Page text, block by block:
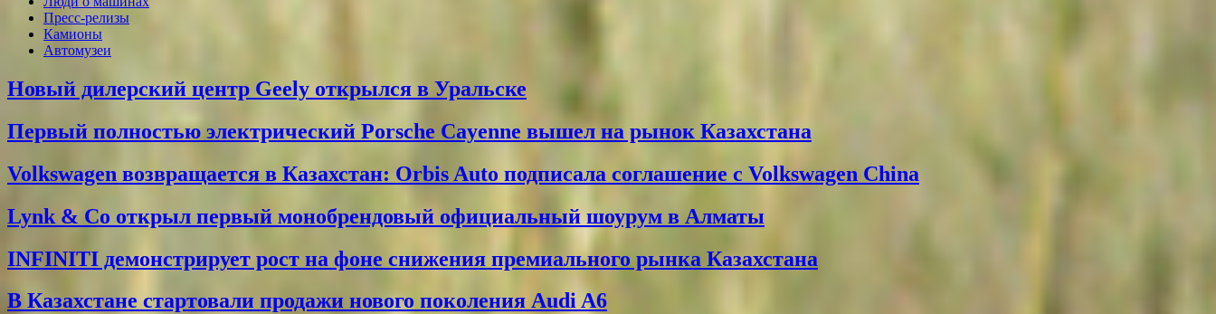
Пресс-релизы
Камионы
Автомузеи
Новый дилерский центр Geely открылся в Уральске
Первый полностью электрический Porsche Cayenne вышел на рынок Казахстана
Volkswagen возвращается в Казахстан: Orbis Auto подписала соглашение с Volkswagen China
Lynk & Co открыл первый монобрендовый официальный шоурум в Алматы
INFINITI демонстрирует рост на фоне снижения премиального рынка Казахстана
В Казахстане стартовали продажи нового поколения Audi A6